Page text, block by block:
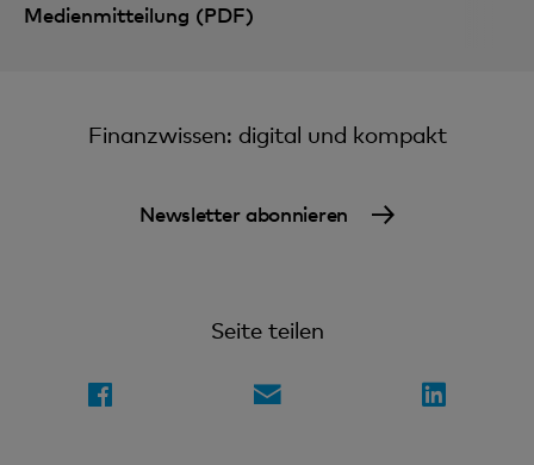
Medienmitteilung (PDF)
Finanzwissen: digital und kompakt
Newsletter abonnieren
Seite teilen